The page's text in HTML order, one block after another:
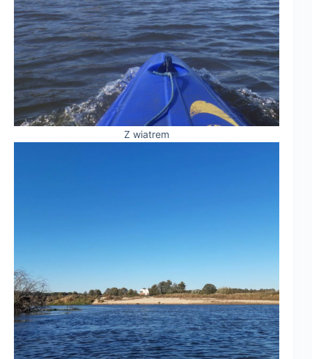
Z wiatrem